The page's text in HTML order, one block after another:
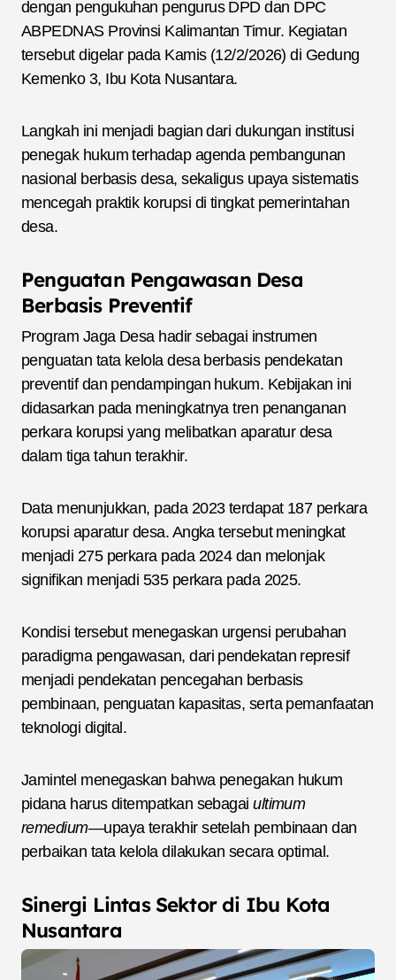
dengan pengukuhan pengurus DPD dan DPC
ABPEDNAS Provinsi Kalimantan Timur. Kegiatan
tersebut digelar pada Kamis (12/2/2026) di Gedung
Kemenko 3, Ibu Kota Nusantara.
Langkah ini menjadi bagian dari dukungan institusi
penegak hukum terhadap agenda pembangunan
nasional berbasis desa, sekaligus upaya sistematis
mencegah praktik korupsi di tingkat pemerintahan
desa.
Penguatan Pengawasan Desa
Berbasis Preventif
Program Jaga Desa hadir sebagai instrumen
penguatan tata kelola desa berbasis pendekatan
preventif dan pendampingan hukum. Kebijakan ini
didasarkan pada meningkatnya tren penanganan
perkara korupsi yang melibatkan aparatur desa
dalam tiga tahun terakhir.
Data menunjukkan, pada 2023 terdapat 187 perkara
korupsi aparatur desa. Angka tersebut meningkat
menjadi 275 perkara pada 2024 dan melonjak
signifikan menjadi 535 perkara pada 2025.
Kondisi tersebut menegaskan urgensi perubahan
paradigma pengawasan, dari pendekatan represif
menjadi pendekatan pencegahan berbasis
pembinaan, penguatan kapasitas, serta pemanfaatan
teknologi digital.
Jamintel menegaskan bahwa penegakan hukum
pidana harus ditempatkan sebagaiultimum
remedium—upaya terakhir setelah pembinaan dan
perbaikan tata kelola dilakukan secara optimal.
Sinergi Lintas Sektor di Ibu Kota
Nusantara